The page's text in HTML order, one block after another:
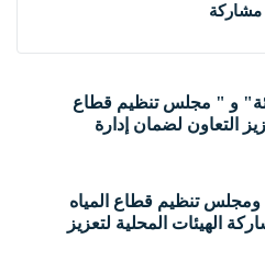
مشاركة
و " مجلس تنظيم قطاع
التعاون لضمان إدارة
تنظيم قطاع المياه
الهيئات المحلية لتعزيز